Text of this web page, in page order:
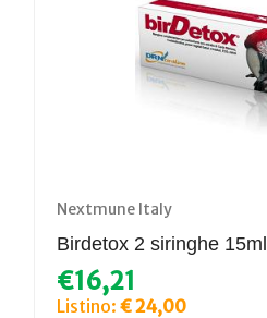
Nextmune Italy
Birdetox 2 siringhe 15ml
€16,21
Listino: € 24,00